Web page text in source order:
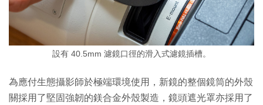
設有 40.5mm 濾鏡口徑的滑入式濾鏡插槽。
為應付生態攝影師於極端環境使用，新鏡的整個鏡筒的外殼
關採用了堅固強韌的鎂合金外殼製造，鏡頭遮光罩亦採用了